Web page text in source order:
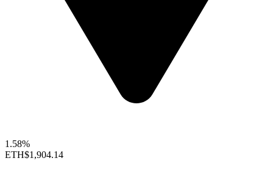
1.58%
ETH$1,904.14